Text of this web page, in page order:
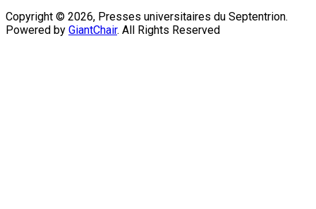
Copyright © 2026, Presses universitaires du Septentrion.
Powered by GiantChair. All Rights Reserved